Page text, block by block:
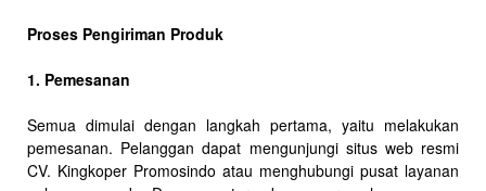
Proses Pengiriman Produk
1. Pemesanan
Semua dimulai dengan langkah pertama, yaitu melakukan
pemesanan. Pelanggan dapat mengunjungi situs web resmi
CV. Kingkoper Promosindo atau menghubungi pusat layanan